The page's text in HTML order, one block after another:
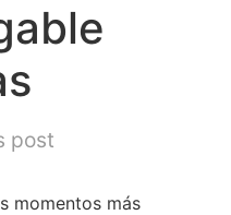
post
momentos más